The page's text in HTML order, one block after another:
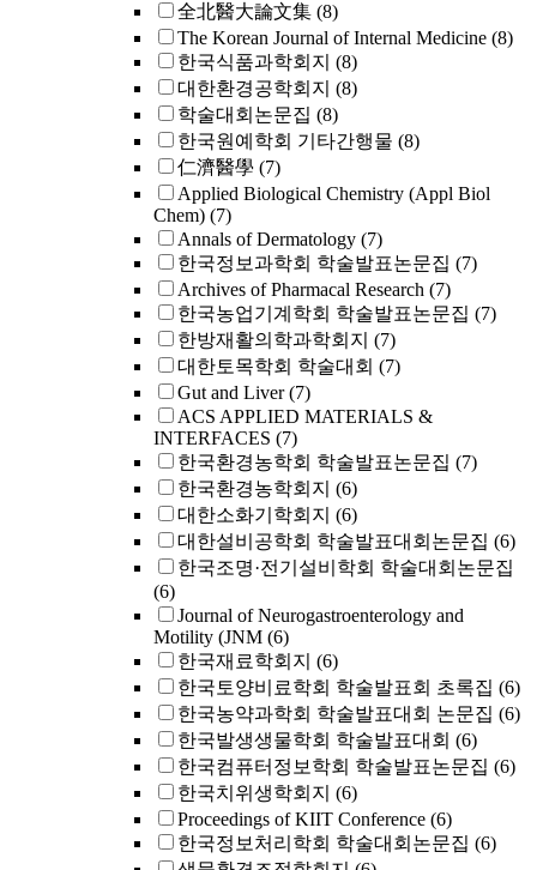
全北醫大論文集 (8)
The Korean Journal of Internal Medicine (8)
한국식품과학회지 (8)
대한환경공학회지 (8)
학술대회논문집 (8)
한국원예학회 기타간행물 (8)
仁濟醫學 (7)
Applied Biological Chemistry (Appl Biol
Chem) (7)
Annals of Dermatology (7)
한국정보과학회 학술발표논문집 (7)
Archives of Pharmacal Research (7)
한국농업기계학회 학술발표논문집 (7)
한방재활의학과학회지 (7)
대한토목학회 학술대회 (7)
Gut and Liver (7)
ACS APPLIED MATERIALS &
INTERFACES (7)
한국환경농학회 학술발표논문집 (7)
한국환경농학회지 (6)
대한소화기학회지 (6)
대한설비공학회 학술발표대회논문집 (6)
한국조명·전기설비학회 학술대회논문집
(6)
Journal of Neurogastroenterology and
Motility (JNM (6)
한국재료학회지 (6)
한국토양비료학회 학술발표회 초록집 (6)
한국농약과학회 학술발표대회 논문집 (6)
한국발생생물학회 학술발표대회 (6)
한국컴퓨터정보학회 학술발표논문집 (6)
한국치위생학회지 (6)
Proceedings of KIIT Conference (6)
한국정보처리학회 학술대회논문집 (6)